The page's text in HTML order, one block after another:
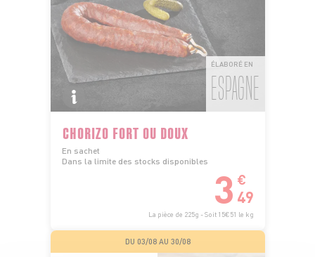
ÉLABORÉ EN
ESPAGNE
CHORIZO FORT OU DOUX
En sachet
Dans la limite des stocks disponibles
3 €
49
La pièce de 225g - Soit 15€51 le kg
DU 03/08 AU 30/08